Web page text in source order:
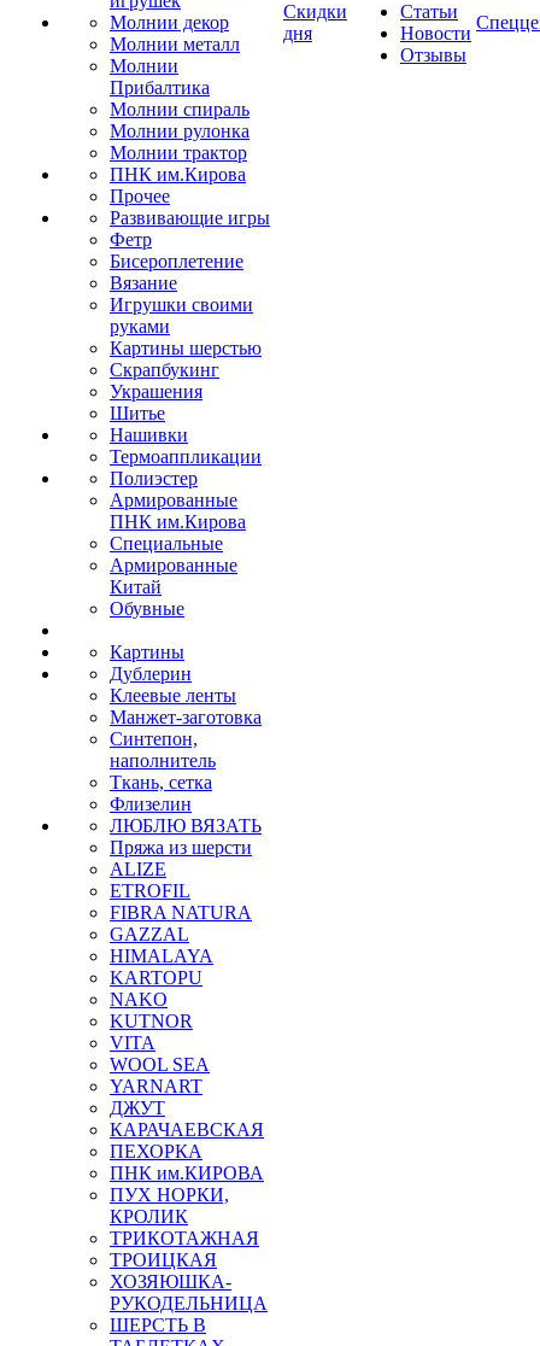
Молнии декор
Молнии металл
Молнии
Прибалтика
Молнии спираль
Молнии рулонка
Молнии трактор
ПНК им.Кирова
Прочее
Развивающие игры
Фетр
Бисероплетение
Вязание
Игрушки своими
руками
Картины шерстью
Скрапбукинг
Украшения
Шитье
Нашивки
Термоаппликации
Полиэстер
Армированные
ПНК им.Кирова
Специальные
Армированные
Китай
Обувные
Картины
Дублерин
Клеевые ленты
Манжет-заготовка
Синтепон,
наполнитель
Ткань, сетка
Флизелин
ЛЮБЛЮ ВЯЗАТЬ
Пряжа из шерсти
ALIZE
ETROFIL
FIBRA NATURA
GAZZAL
HIMALAYA
KARTOPU
NAKO
KUTNOR
VITA
WOOL SEA
YARNART
ДЖУТ
КАРАЧАЕВСКАЯ
ПЕХОРКА
ПНК им.КИРОВА
ПУХ НОРКИ,
КРОЛИК
ТРИКОТАЖНАЯ
ТРОИЦКАЯ
ХОЗЯЮШКА-
РУКОДЕЛЬНИЦА
ШЕРСТЬ В
Скидки
дня
Статьи
Новости
Отзывы